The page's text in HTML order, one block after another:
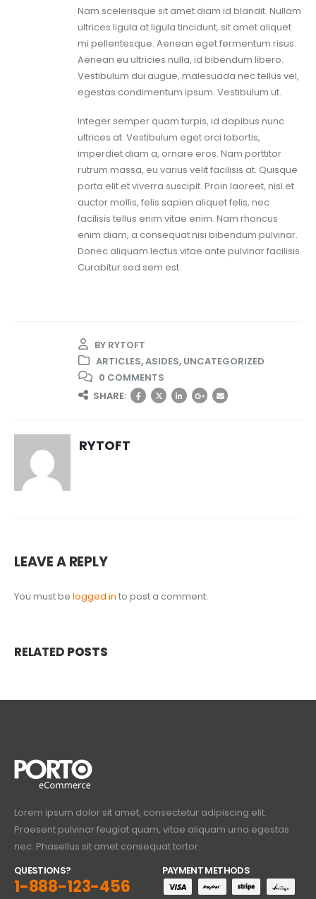
Nam scelerisque sit amet diam id blandit. Nullam
ultrices ligula at ligula tincidunt, sit amet aliquet
mi pellentesque. Aenean eget fermentum risus.
Aenean eu ultricies nulla, id bibendum libero.
Vestibulum dui augue, malesuada nec tellus vel,
egestas condimentum ipsum. Vestibulum ut.
Integer semper quam turpis, id dapibus nunc
ultrices at. Vestibulum eget orci lobortis,
imperdiet diam a, ornare eros. Nam porttitor
rutrum massa, eu varius velit facilisis at. Quisque
porta elit et viverra suscipit. Proin laoreet, nisl et
auctor mollis, felis sapien aliquet felis, nec
facilisis tellus enim vitae enim. Nam rhoncus
enim diam, a consequat nisi bibendum pulvinar.
Donec aliquam lectus vitae ante pulvinar facilisis.
Curabitur sed sem est.
BY RYTOFT
ARTICLES,ASIDES, UNCATEGORIZED
0 COMMENTS
SHARE:
RYTOFT
LEAVE A REPLY
You must be logged in to post a comment.
RELATED POSTS
Lorem ipsum dolor sit amet, consectetur adipiscing elit.
Praesent pulvinar feugiat quam, vitae aliquam urna egestas
nec. Phasellus sit amet consequat tortor.
QUESTIONS?
1-888-123-456
PAYMENT METHODS